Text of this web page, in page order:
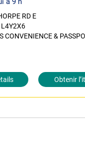
RD E
L4Y2X6
CONVENIENCE &
Obtenir